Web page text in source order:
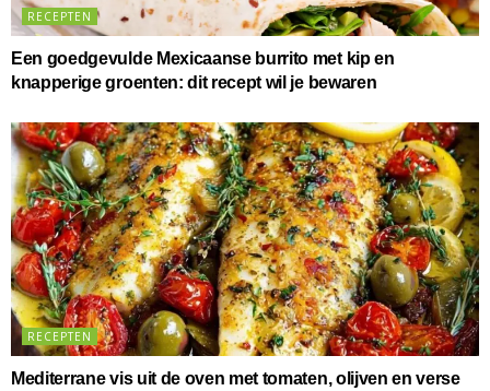
RECEPTEN
Een goedgevulde Mexicaanse burrito met kip en
knapperige groenten: dit recept wil je bewaren
RECEPTEN
Mediterrane vis uit de oven met tomaten, olijven en verse